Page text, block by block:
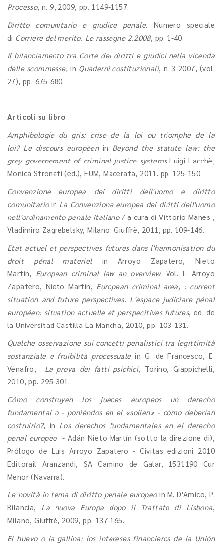
Processo, n. 9, 2009, pp. 1149-1157.
Diritto comunitario e giudice penale. Numero speciale
di Corriere del merito. Le rassegne 2.2008, pp. 1-40.
Il bilanciamento tra Corte dei diritti e giudici nella vicenda
delle scommesse,in Quaderni costituzionali, n. 3 2007, (vol.
27), pp. 675-680.
Articoli su libro
Amphibologie du gris: crise de la loi ou triomphe de la
loi? Le discours europèenin Beyond the statute law: the
grey governement of criminal justice systemsLuigi Lacchè,
Monica Stronati (ed.), EUM, Macerata, 2011. pp. 125-150
Convenzione europea dei diritti dell'uomo e diritto
comunitarioin La Convenzione europea dei diritti dell'uomo
nell'ordinamento penale italiano/ a cura di Vittorio Manes ,
Vladimiro Zagrebelsky, Milano, Giuffrè, 2011, pp. 109-146.
Etat actuel et perspectives futures dans l'harmonisation du
droit pénal materielin Arroyo Zapatero, Nieto
Martin, European criminal law an overview. Vol. I- Arroyo
Zapatero, Nieto Martin, European criminal area, : current
situation and future perspectives. L'espace judiciare pénal
européen: situation actuelle et perspecitives futures, ed. de
la Universitad Castilla La Mancha, 2010, pp. 103-131.
Qualche osservazione sui concetti penalistici tra legittimità
sostanziale e fruibilità processualein G. de Francesco, E.
Venafro, La prova dei fatti psichici, Torino, Giappichelli,
2010, pp. 295-301.
Cómo construyen los jueces europeos un derecho
fundamental o - poniéndos en el «sollen» - cómo deberían
costruirlo?, in Los derechos fundamentales en el derecho
penal europeo - Adán Nieto Martín (sotto la direzione di),
Prólogo de Luis Arroyo Zapatero - Civitas edizioni 2010
Editorail Aranzandi, SA Camino de Galar, 1531190 Cur
Menor (Navarra).
Le novità in tema di diritto penale europeoin M. D'Amico, P.
Bilancia, La nuova Europa dopo il Trattato di Lisbona,
Milano, Giuffrè, 2009, pp. 137-165.
El huevo o la gallina: los intereses financieros de la Unión